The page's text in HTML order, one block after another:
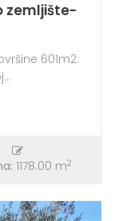
zemljište-
601m2.
1178.00 m2